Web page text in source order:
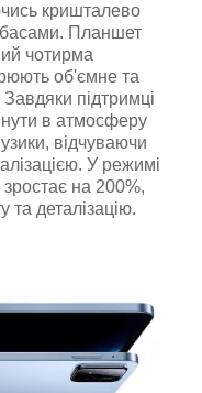
кришталево
Планшет
чотирма
об'ємне та
підтримці
в атмосферу
відчуваючи
У режимі
зростає на 200%,
та деталізацію.